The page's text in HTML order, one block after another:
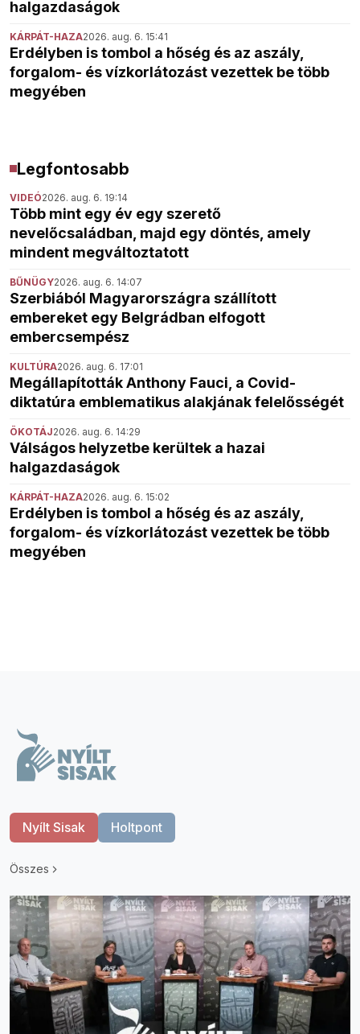
halgazdaságok
KÁRPÁT-HAZA2026. aug. 6. 15:41
Erdélyben is tombol a hőség és az aszály,
forgalom- és vízkorlátozást vezettek be több
megyében
Legfontosabb
VIDEÓ2026. aug. 6. 19:14
Több mint egy év egy szerető
nevelőcsaládban, majd egy döntés, amely
mindent megváltoztatott
BŰNÜGY2026. aug. 6. 14:07
Szerbiából Magyarországra szállított
embereket egy Belgrádban elfogott
embercsempész
KULTÚRA2026. aug. 6. 17:01
Megállapították Anthony Fauci, a Covid-
diktatúra emblematikus alakjának felelősségét
ÖKOTÁJ2026. aug. 6. 14:29
Válságos helyzetbe kerültek a hazai
halgazdaságok
KÁRPÁT-HAZA2026. aug. 6. 15:02
Erdélyben is tombol a hőség és az aszály,
forgalom- és vízkorlátozást vezettek be több
megyében
Nyílt Sisak Holtpont
Összes